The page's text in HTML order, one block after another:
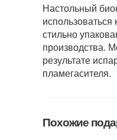
Настольный
стильно
производства.
результате
пламегасителя.
Похожие